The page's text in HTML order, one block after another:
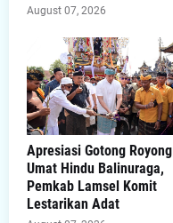
August 07, 2026
Apresiasi Gotong Royong
Umat Hindu Balinuraga,
Pemkab Lamsel Komit
Lestarikan Adat